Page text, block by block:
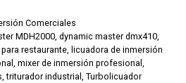
Comerciales
MDH2000, dynamic master dmx410,
restaurante, licuadora de inmersión
, mixer de inmersión profesional ,
,triturador industrial , Turbolicuador